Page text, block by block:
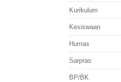
Kurikulum
Kesiswaan
Humas
Sarpras
BP/BK